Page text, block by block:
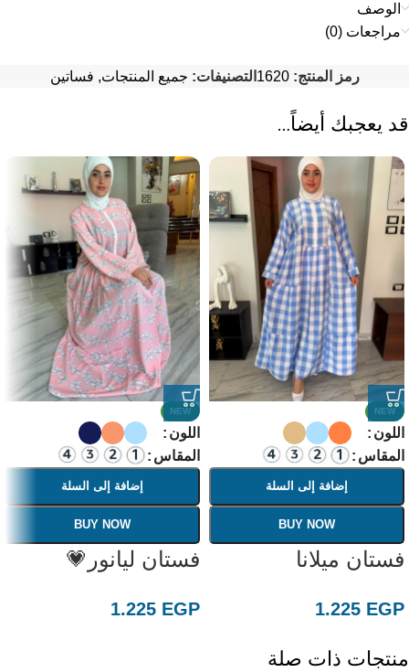
الوصف
مراجعات (0)
رمز المنتج:1620 التصنيفات: جميع المنتجات, فساتين
قد يعجبك أيضاً…
NEW
اللون
المقاس
إضافة إلى السلة
BUY NOW
فستان ميلانا
1.225 EGP
NEW
اللون
المقاس
إضافة إلى السلة
BUY NOW
فستان ليانور💗
1.225 EGP
منتجات ذات صلة